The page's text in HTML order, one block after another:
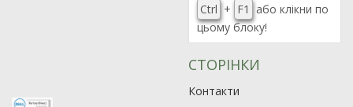
Ctrl + F1
або клікни по
цьому блоку!
СТОРІНКИ
Контакти